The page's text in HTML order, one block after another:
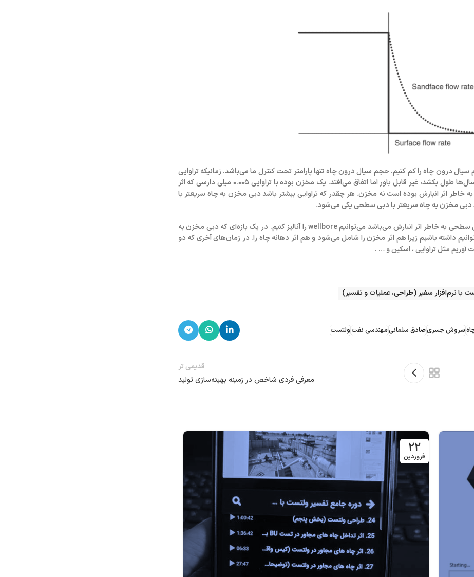
سیال درون چاه را کم کنیم.حجم سیال درون‌ چاه تنها پارامتر تحت کنترل ما می‌باشد. زمانیکه تراوایی
سازند کم باشد این به تعادل رسیدن و اثر انبارش ممکن است که ماه‌ها و سال‌ها طول بکشد، غیر قابل باور اما اتفاق می‌افتد. یک مخزن بوده با تراوایی ۰.۰۰۵ میلی دارسی که اثر
اثر انبارش بوده است نه مخزن. هر چقدر که تراوایی بیشتر باشد دبی مخزن به چاه سریعتر با
✅ در زمان‌های اولیه وقتیکه دبی مخزن به چاه صفر می‌باشد و‌ تولید و دبی سطحی به خاطر اثر انبارش می‌باشد می‌توانیم wellbore را آنالیز کنیم. در یک‌ بازه‌ای که دبی مخزن به
داشته باشیم زیرا هم اثر مخزن را شامل می‌شود و هم اثر دهانه چاه را. در زمان‌های آخری که دو
آوریم‌ مثل تراوایی ، اسکین و … .
با نرم‌افزار سفیر (طراحی، عملیات و تفسیر)
سروش جسریصادق سلمانیمهندسی نفتولتست
قدیمی تر
معرفی فردی شاخص در زمینه بهینه‌سازی تولید
۲۲
فروردین